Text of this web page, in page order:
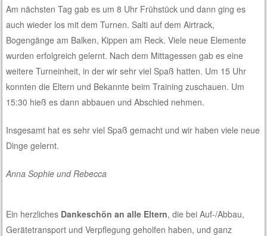
Am nächsten Tag gab es um 8 Uhr Frühstück und dann ging es
auch wieder los mit dem Turnen. Salti auf dem Airtrack,
Bogengänge am Balken, Kippen am Reck. Viele neue Elemente
wurden erfolgreich gelernt. Nach dem Mittagessen gab es eine
weitere Turneinheit, in der wir sehr viel Spaß hatten. Um 15 Uhr
konnten die Eltern und Bekannte beim Training zuschauen. Um
15:30 hieß es dann abbauen und Abschied nehmen.
Insgesamt hat es sehr viel Spaß gemacht und wir haben viele neue
Dinge gelernt.
Anna Sophie und Rebecca
Ein herzliches Dankeschön an alle Eltern, die bei Auf-/Abbau,
Gerätetransport und Verpflegung geholfen haben, und ganz